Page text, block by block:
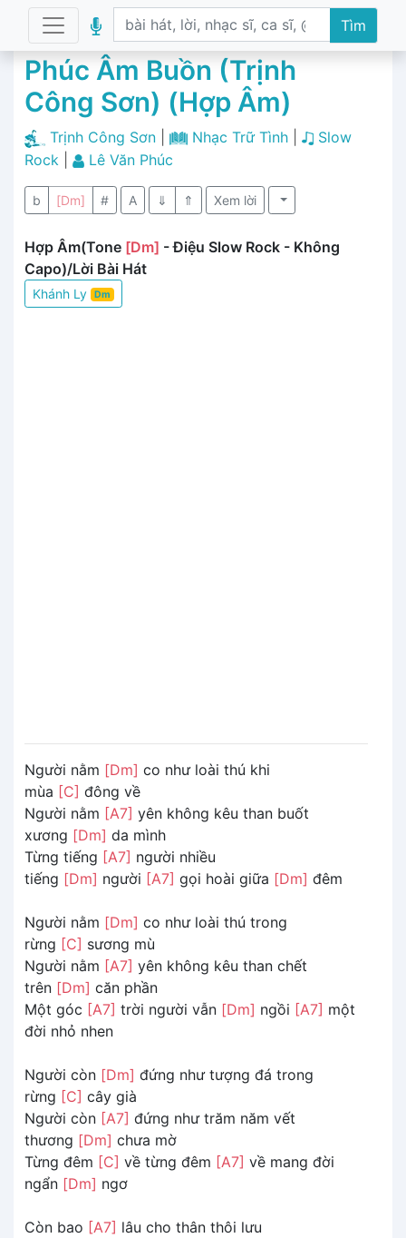
Tìm
Phúc Âm Buồn (Trịnh
Công Sơn) (Hợp Âm)
Trịnh Công Sơn Nhạc Trữ Tình|
Slow
Rock
Lê Văn Phúc
b [Dm] # A ⇓ ⇑ Xem lời
Hợp Âm(Tone [Dm] - Điệu Slow Rock - Không
Capo)/Lời Bài Hát
Khánh Ly Dm
Người nằm [Dm] co như loài thú khi
mùa [C] đông về
Người nằm [A7] yên không kêu than buốt
xương [Dm] da mình
Từng tiếng [A7] người nhiều
tiếng [Dm] người [A7] gọi hoài giữa [Dm] đêm
Người nằm [Dm] co như loài thú trong
rừng [C] sương mù
Người nằm [A7] yên không kêu than chết
trên [Dm] căn phần
Một góc [A7] trời người vẫn [Dm] ngồi [A7] một
đời nhỏ nhen
Người còn [Dm] đứng như tượng đá trong
rừng [C] cây già
Người còn [A7] đứng như trăm năm vết
thương [Dm] chưa mờ
Từng đêm [C] về từng đêm [A7] về mang đời
ngẩn [Dm] ngơ
Còn bao [A7] lâu cho thân thôi lưu